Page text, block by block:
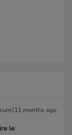
months ago
le